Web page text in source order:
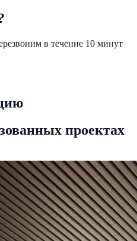
в течение 10 минут
проектах